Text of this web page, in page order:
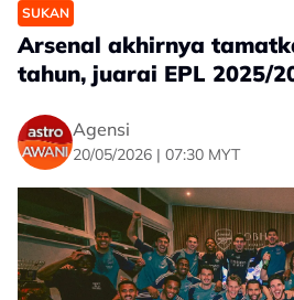
SUKAN
Arsenal akhirnya
tahun, juarai EPL 2025/
Agensi
20/05/2026 | 07:30 MYT